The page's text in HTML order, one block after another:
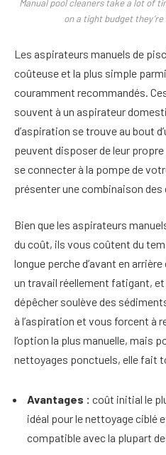
Manual pool cleaners take a lot of
on a tight budget
Les aspirateurs manuels de
coûteuse et la plus simple
couramment recommandés.
souvent à un aspirateur
d’aspiration se trouve au bout
peuvent disposer de leur
se connecter à la pompe de
présenter une combinaison des
Bien que les aspirateurs
du coût, ils vous coûtent du
longue perche d’avant en
un travail réellement fatigant,
dépêcher soulève des
à l’aspiration et vous forcent à
l’option la plus manuelle, mais
nettoyages ponctuels, elle fait
Avantages : coût initial le
idéal pour le nettoyage ciblé
compatible avec la plupart